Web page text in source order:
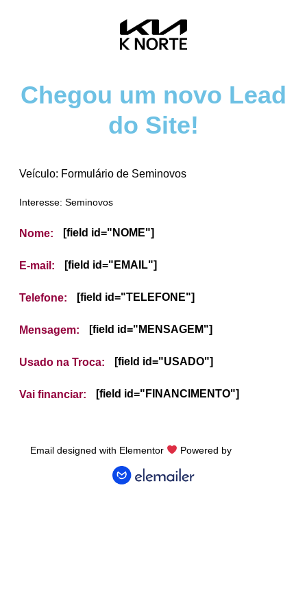
Chegou um novo Lead
do Site!
Veículo: Formulário de Seminovos
Interesse: Seminovos
Nome: [field id="NOME"]
E-mail: [field id="EMAIL"]
Telefone: [field id="TELEFONE"]
Mensagem: [field id="MENSAGEM"]
Usado na Troca: [field id="USADO"]
Vai financiar: [field id="FINANCIMENTO"]
Email designed with Elementor Powered by